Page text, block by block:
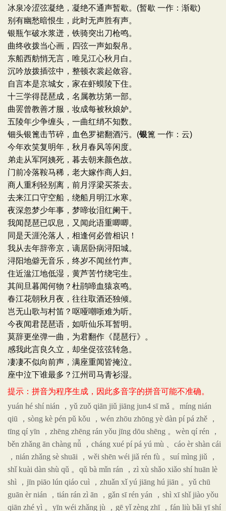
冰泉冷涩弦凝绝，凝绝不通声暂歇。(暂歇 一作：渐歇)
别有幽愁暗恨生，此时无声胜有声。
银瓶乍破水浆迸，铁骑突出刀枪鸣。
曲终收拨当心画，四弦一声如裂帛。
东船西舫悄无言，唯见江心秋月白。
沉吟放拨插弦中，整顿衣裳起敛容。
自言本是京城女，家在虾蟆陵下住。
十三学得琵琶成，名属教坊第一部。
曲罢曾教善才服，妆成每被秋娘妒。
五陵年少争缠头，一曲红绡不知数。
钿头银篦击节碎，血色罗裙翻酒污。(银篦 一作：云)
今年欢笑复明年，秋月春风等闲度。
弟走从军阿姨死，暮去朝来颜色故。
门前冷落鞍马稀，老大嫁作商人妇。
商人重利轻别离，前月浮梁买茶去。
去来江口守空船，绕船月明江水寒。
夜深忽梦少年事，梦啼妆泪红阑干。
我闻琵琶已叹息，又闻此语重唧唧。
同是天涯沦落人，相逢何必曾相识！
我从去年辞帝京，谪居卧病浔阳城。
浔阳地僻无音乐，终岁不闻丝竹声。
住近湓江地低湿，黄芦苦竹绕宅生。
其间旦暮闻何物？杜鹃啼血猿哀鸣。
春江花朝秋月夜，往往取酒还独倾。
岂无山歌与村笛？呕哑嘲哳难为听。
今夜闻君琵琶语，如听仙乐耳暂明。
莫辞更坐弹一曲，为君翻作《琵琶行》。
感我此言良久立，却坐促弦弦转急。
凄凄不似向前声，满座重闻皆掩泣。
座中泣下谁最多？江州司马青衫湿。
提示：拼音为程序生成，因此多音字的拼音可能不准确。
yuán hé shí nián ，yǔ zuǒ qiān jiǔ jiāng jun4 sī mǎ 。míng nián
qiū ，sòng kè pén pǔ kǒu ，wén zhōu zhōng yè dàn pí pá zhě ，
tīng qí yīn ，zhēng zhēng rán yǒu jīng dōu shēng 。wèn qí rén ，
běn zhǎng ān chàng nǚ ，cháng xué pí pá yú mù 、cáo èr shàn cái
，nián zhǎng sè shuāi ，wěi shēn wéi jiǎ rén fù 。suí mìng jiǔ ，
shǐ kuài dàn shù qǔ 。qǔ bà mǐn rán ，zì xù shǎo xiǎo shí huān lè
shì ，jīn piāo lún qiáo cuì ，zhuǎn xǐ yú jiāng hú jiān 。yǔ chū
guān èr nián ，tián rán zì ān ，gǎn sī rén yán ，shì xī shǐ jiào yǒu
qiān zhé yì 。yīn wéi zhǎng jù ，gē yǐ zèng zhī ，fán liù bǎi yī shí